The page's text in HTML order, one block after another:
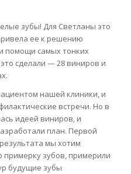
зубы! Для Светланы это
ее к решению
помощи самых тонких
сделали — 28 виниров и
нашей клиники, и
встречи. Но в
идеей виниров, и
план. Первой
мы хотим
зубов, примерили
будущие зубы